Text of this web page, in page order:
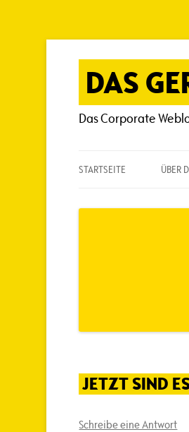
Zum
Inhalt
DAS
Das Corporate
STARTSEITE ÜBER
JETZT SIND
Schreibe eine Antwort